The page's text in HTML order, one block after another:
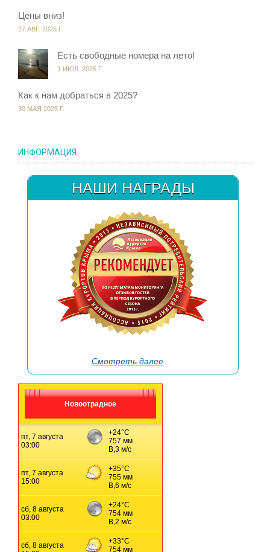
Цены вниз!
27 АВГ. 2025 Г.
Есть свободные номера на лето!
1 ИЮЛ. 2025 Г.
Как к нам добраться в 2025?
30 МАЯ 2025 Г.
ИНФОРМАЦИЯ
НАШИ НАГРАДЫ
Смотреть далее→
Новоотрадное